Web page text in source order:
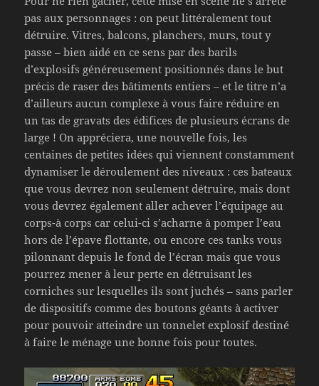
pas aux personnages : on peut littéralement tout
détruire. Vitres, balcons, planchers, murs, tout y
passe – bien aidé en ce sens par des barils
d’explosifs généreusement positionnés dans le but
précis de raser des bâtiments entiers – et le titre n’a
d’ailleurs aucun complexe à vous faire réduire en
un tas de gravats des édifices de plusieurs écrans de
large ! On appréciera, une nouvelle fois, les
centaines de petites idées qui viennent constamment
dynamiser le déroulement des niveaux : ces bateaux
que vous devrez non seulement détruire, mais dont
vous devrez également aller achever l’équipage au
corps-à corps car celui-ci s’acharne à pomper l’eau
hors de l’épave flottante, ou encore ces tanks vous
pilonnant depuis le fond de l’écran mais que vous
pourrez mener à leur perte en détruisant les
corniches sur lesquelles ils sont juchés – sans parler
de dispositifs comme des boutons géants à activer
pour pouvoir atteindre un tonnelet explosif destiné
à faire le ménage une bonne fois pour toutes.